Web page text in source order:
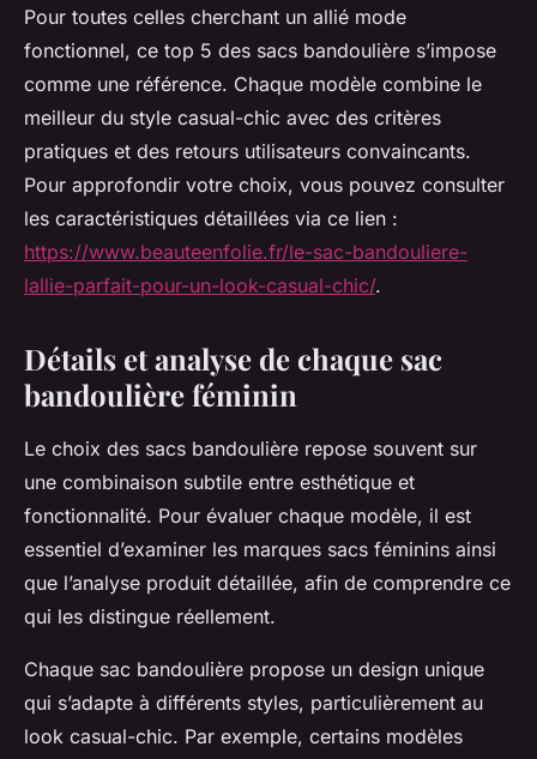
Pour toutes celles cherchant un allié mode
fonctionnel, ce top 5 des sacs bandoulière s’impose
comme une référence. Chaque modèle combine le
meilleur du style casual-chic avec des critères
pratiques et des retours utilisateurs convaincants.
Pour approfondir votre choix, vous pouvez consulter
les caractéristiques détaillées via ce lien :
https://www.beauteenfolie.fr/le-sac-bandouliere-
lallie-parfait-pour-un-look-casual-chic/.
Détails et analyse de chaque sac
bandoulière féminin
Le choix des sacs bandoulière repose souvent sur
une combinaison subtile entre esthétique et
fonctionnalité. Pour évaluer chaque modèle, il est
essentiel d’examiner les marques sacs féminins ainsi
que l’analyse produit détaillée, afin de comprendre ce
qui les distingue réellement.
Chaque sac bandoulière propose un design unique
qui s’adapte à différents styles, particulièrement au
look casual-chic. Par exemple, certains modèles